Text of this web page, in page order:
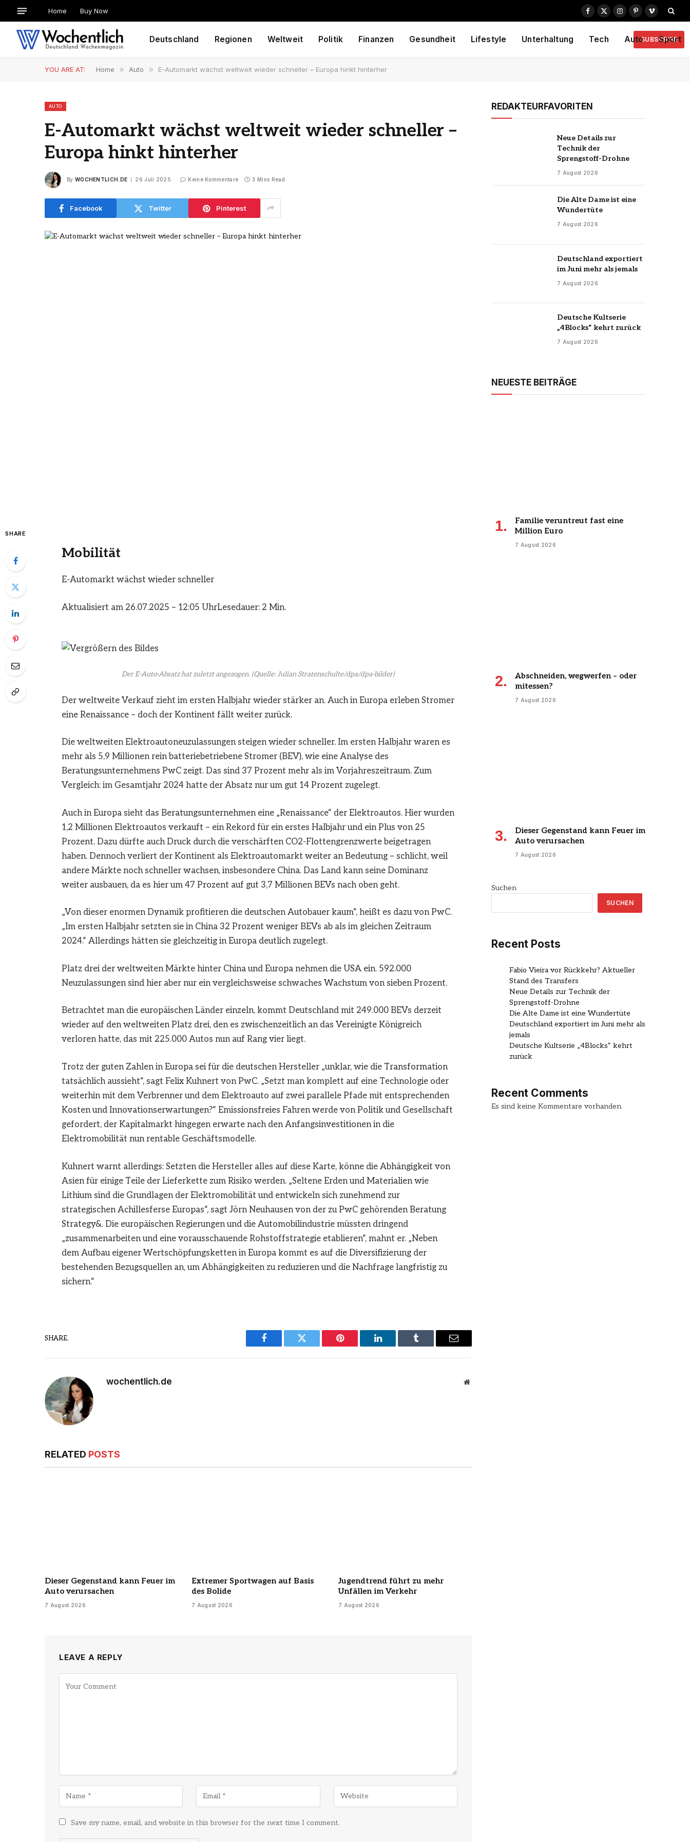
Home Buy Now
Facebook
X
Instagram
PinterestVimeo
Deutschland Regionen Weltweit Politik Finanzen Gesundheit Lifestyle Unterhaltung Tech Auto Sport
SUBSCRIBE
YOU ARE AT: Home » Auto » E-Automarkt wächst weltweit wieder schneller – Europa hinkt hinterher
AUTO
E-Automarkt wächst weltweit wieder schneller –
Europa hinkt hinterher
By WOCHENTLICH.DE 26 Juli 2025 Keine Kommentare 3 Mins Read
Facebook Twitter Pinterest
SHARE
Mobilität
E-Automarkt wächst wieder schneller
Aktualisiert am 26.07.2025 – 12:05 UhrLesedauer: 2 Min.
Der E-Auto-Absatz hat zuletzt angezogen. (Quelle: Julian Stratenschulte/dpa/dpa-bilder)
Der weltweite Verkauf zieht im ersten Halbjahr wieder stärker an. Auch in Europa erleben Stromer
eine Renaissance – doch der Kontinent fällt weiter zurück.
Die weltweiten Elektroautoneuzulassungen steigen wieder schneller. Im ersten Halbjahr waren es
mehr als 5,9 Millionen rein batteriebetriebene Stromer (BEV), wie eine Analyse des
Beratungsunternehmens PwC zeigt. Das sind 37 Prozent mehr als im Vorjahreszeitraum. Zum
Vergleich: im Gesamtjahr 2024 hatte der Absatz nur um gut 14 Prozent zugelegt.
Auch in Europa sieht das Beratungsunternehmen eine „Renaissance“ der Elektroautos. Hier wurden
1,2 Millionen Elektroautos verkauft – ein Rekord für ein erstes Halbjahr und ein Plus von 25
Prozent. Dazu dürfte auch Druck durch die verschärften CO2-Flottengrenzwerte beigetragen
haben. Dennoch verliert der Kontinent als Elektroautomarkt weiter an Bedeutung – schlicht, weil
andere Märkte noch schneller wachsen, insbesondere China. Das Land kann seine Dominanz
weiter ausbauen, da es hier um 47 Prozent auf gut 3,7 Millionen BEVs nach oben geht.
„Von dieser enormen Dynamik profitieren die deutschen Autobauer kaum“, heißt es dazu von PwC.
„Im ersten Halbjahr setzten sie in China 32 Prozent weniger BEVs ab als im gleichen Zeitraum
2024.“ Allerdings hätten sie gleichzeitig in Europa deutlich zugelegt.
Platz drei der weltweiten Märkte hinter China und Europa nehmen die USA ein. 592.000
Neuzulassungen sind hier aber nur ein vergleichsweise schwaches Wachstum von sieben Prozent.
Betrachtet man die europäischen Länder einzeln, kommt Deutschland mit 249.000 BEVs derzeit
wieder auf den weltweiten Platz drei, den es zwischenzeitlich an das Vereinigte Königreich
verloren hatte, das mit 225.000 Autos nun auf Rang vier liegt.
Trotz der guten Zahlen in Europa sei für die deutschen Hersteller „unklar, wie die Transformation
tatsächlich aussieht“, sagt Felix Kuhnert von PwC. „Setzt man komplett auf eine Technologie oder
weiterhin mit dem Verbrenner und dem Elektroauto auf zwei parallele Pfade mit entsprechenden
Kosten und Innovationserwartungen?“ Emissionsfreies Fahren werde von Politik und Gesellschaft
gefordert, der Kapitalmarkt hingegen erwarte nach den Anfangsinvestitionen in die
Elektromobilität nun rentable Geschäftsmodelle.
Kuhnert warnt allerdings: Setzten die Hersteller alles auf diese Karte, könne die Abhängigkeit von
Asien für einige Teile der Lieferkette zum Risiko werden. „Seltene Erden und Materialien wie
Lithium sind die Grundlagen der Elektromobilität und entwickeln sich zunehmend zur
strategischen Achillesferse Europas“, sagt Jörn Neuhausen von der zu PwC gehörenden Beratung
Strategy&. Die europäischen Regierungen und die Automobilindustrie müssten dringend
„zusammenarbeiten und eine vorausschauende Rohstoffstrategie etablieren“, mahnt er. „Neben
dem Aufbau eigener Wertschöpfungsketten in Europa kommt es auf die Diversifizierung der
bestehenden Bezugsquellen an, um Abhängigkeiten zu reduzieren und die Nachfrage langfristig zu
sichern.“
SHARE.
Facebook Twitter Pinterest LinkedIn Tumblr Email
wochentlich.de Website
RELATED POSTS
Dieser Gegenstand kann Feuer im
Auto verursachen
7 August 2026
Extremer Sportwagen auf Basis
des Bolide
7 August 2026
Jugendtrend führt zu mehr
Unfällen im Verkehr
7 August 2026
LEAVE A REPLY
Save my name, email, and website in this browser for the next time I comment.
REDAKTEURFAVORITEN
Neue Details zur
Technik der
Sprengstoff-Drohne
7 August 2026
Die Alte Dame ist eine
Wundertüte
7 August 2026
Deutschland exportiert
im Juni mehr als jemals
7 August 2026
Deutsche Kultserie
„4Blocks“ kehrt zurück
7 August 2026
NEUESTE BEITRÄGE
Familie veruntreut fast eine
Million Euro
7 August 2026
Abschneiden, wegwerfen – oder
mitessen?
7 August 2026
Dieser Gegenstand kann Feuer im
Auto verursachen
7 August 2026
Suchen
SUCHEN
Recent Posts
Fabio Vieira vor Rückkehr? Aktueller
Stand des Transfers
Neue Details zur Technik der
Sprengstoff-Drohne
Die Alte Dame ist eine Wundertüte
Deutschland exportiert im Juni mehr als
jemals
Deutsche Kultserie „4Blocks“ kehrt
zurück
Recent Comments
Es sind keine Kommentare vorhanden.